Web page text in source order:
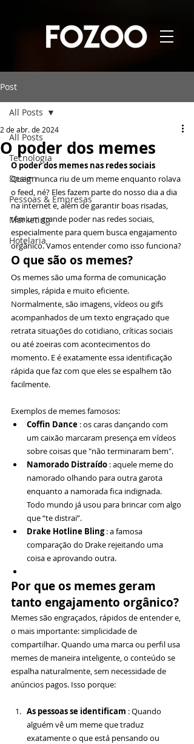
Post
All Posts
Tecnologia
Design
Pessoas & Empresas
Marketing
Hotelaria
All Posts
O poder dos memes
2 de abr. de 2024
O poder dos memes nas redes sociais
Quem nunca riu de um meme enquanto rolava
o feed, né? Eles fazem parte do nosso dia a dia
na internet e, além de garantir boas risadas,
têm um grande poder nas redes sociais,
especialmente para quem busca engajamento
orgânico. Vamos entender como isso funciona?
O que são os memes?
Os memes são uma forma de comunicação
simples, rápida e muito eficiente.
Normalmente, são imagens, vídeos ou gifs
acompanhados de um texto engraçado que
retrata situações do cotidiano, críticas sociais
ou até zoeiras com acontecimentos do
momento. E é exatamente essa identificação
rápida que faz com que eles se espalhem tão
facilmente.
Exemplos de memes famosos:
Coffin Dance : os caras dançando com
um caixão marcaram presença em vídeos
sobre coisas que "não terminaram bem".
Namorado Distraído : aquele meme do
namorado olhando para outra garota
enquanto a namorada fica indignada.
Todo mundo já usou para brincar com algo
que “te distrai”.
Drake Hotline Bling : a famosa
comparação do Drake rejeitando uma
coisa e aprovando outra.
Por que os memes geram
tanto engajamento orgânico?
Memes são engraçados, rápidos de entender e,
o mais importante: simplicidade de
compartilhar. Quando uma marca ou perfil usa
memes de maneira inteligente, o conteúdo se
espalha naturalmente, sem necessidade de
anúncios pagos. Isso porque:
As pessoas se identificam : Quando
alguém vê um meme que traduz
exatamente o que está pensando ou